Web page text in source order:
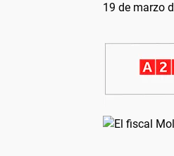
19 de marzo